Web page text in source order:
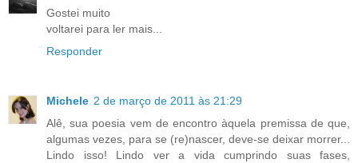
Gostei muito
voltarei para ler mais...
Responder
Michele 2 de março de 2011 às 21:29
Alê, sua poesia vem de encontro àquela premissa de que,
algumas vezes, para se (re)nascer, deve-se deixar morrer...
Lindo isso! Lindo ver a vida cumprindo suas fases,